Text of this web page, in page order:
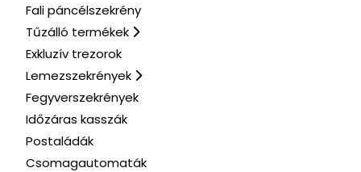
Fali páncélszekrény
Tűzálló termékek
Exkluzív trezorok
Lemezszekrények
Fegyverszekrények
Időzáras kasszák
Postaládák
Csomagautomaták